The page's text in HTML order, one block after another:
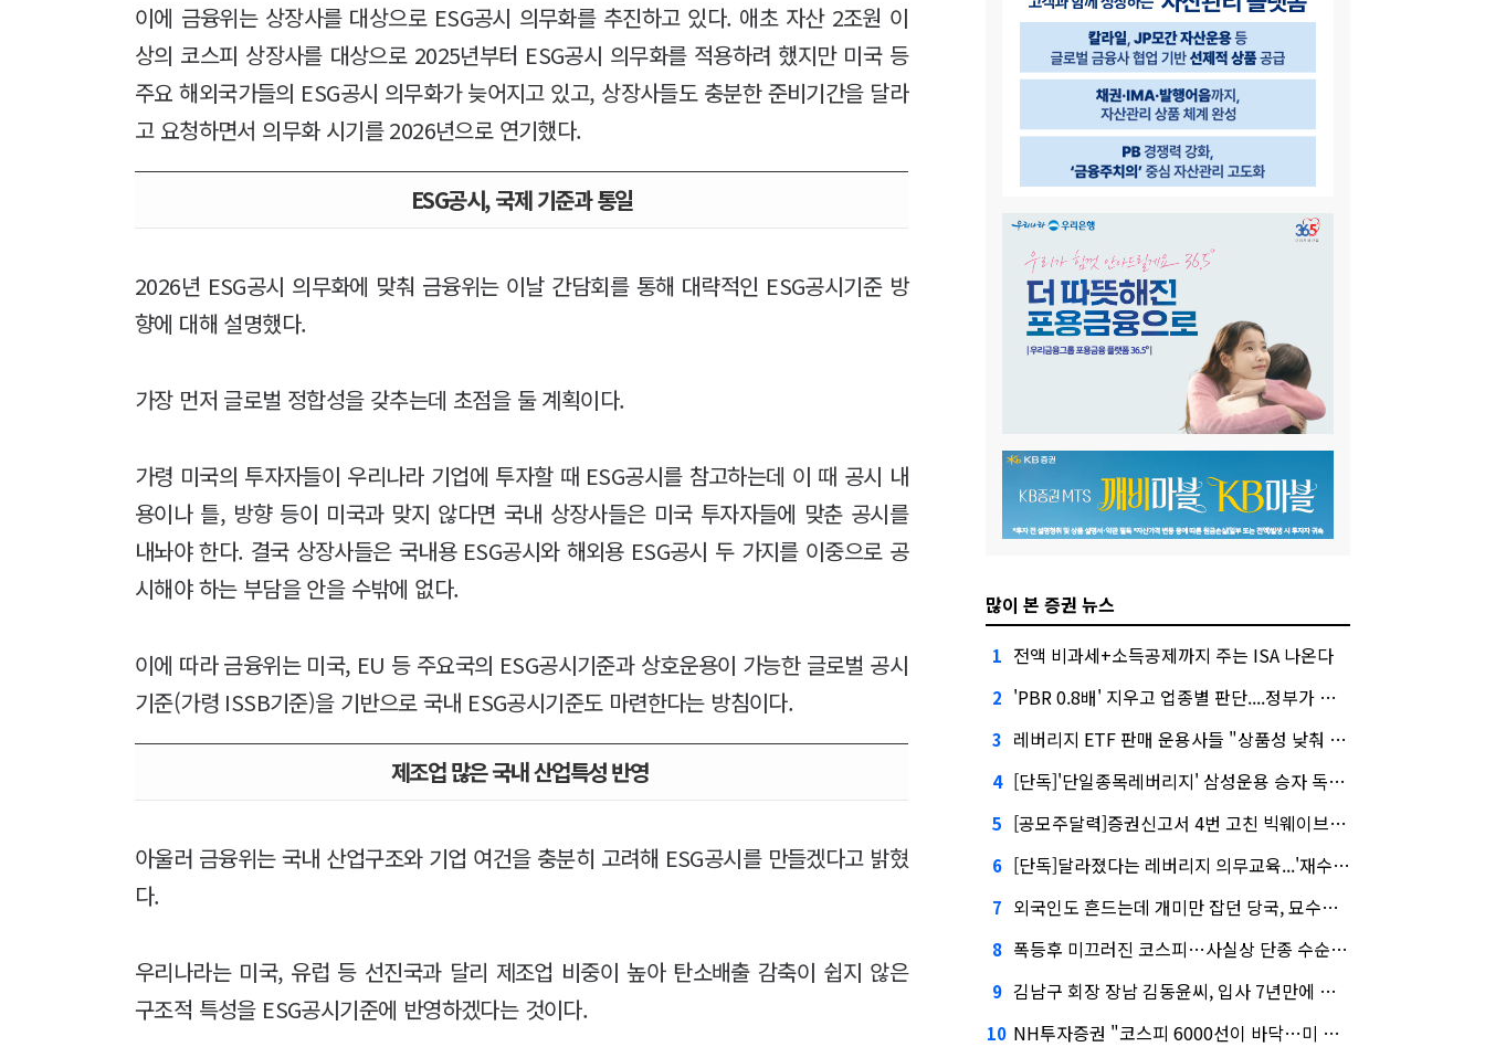
이에 금융위는 상장사를 대상으로 ESG공시 의무화를 추진하고 있다. 애초 자산 2조원 이
상의 코스피 상장사를 대상으로 2025년부터 ESG공시 의무화를 적용하려 했지만 미국 등
주요 해외국가들의 ESG공시 의무화가 늦어지고 있고, 상장사들도 충분한 준비기간을 달라
고 요청하면서 의무화 시기를 2026년으로 연기했다.
ESG공시, 국제 기준과 통일
2026년 ESG공시 의무화에 맞춰 금융위는 이날 간담회를 통해 대략적인 ESG공시기준 방
향에 대해 설명했다.
가장 먼저 글로벌 정합성을 갖추는데 초점을 둘 계획이다.
가령 미국의 투자자들이 우리나라 기업에 투자할 때 ESG공시를 참고하는데 이 때 공시 내
용이나 틀, 방향 등이 미국과 맞지 않다면 국내 상장사들은 미국 투자자들에 맞춘 공시를
내놔야 한다. 결국 상장사들은 국내용 ESG공시와 해외용 ESG공시 두 가지를 이중으로 공
시해야 하는 부담을 안을 수밖에 없다.
이에 따라 금융위는 미국, EU 등 주요국의 ESG공시기준과 상호운용이 가능한 글로벌 공시
기준(가령 ISSB기준)을 기반으로 국내 ESG공시기준도 마련한다는 방침이다.
제조업 많은 국내 산업특성 반영
아울러 금융위는 국내 산업구조와 기업 여건을 충분히 고려해 ESG공시를 만들겠다고 밝혔
다.
우리나라는 미국, 유럽 등 선진국과 달리 제조업 비중이 높아 탄소배출 감축이 쉽지 않은
구조적 특성을 ESG공시기준에 반영하겠다는 것이다.
많이 본 증권 뉴스
1 전액 비과세+소득공제까지 주는 ISA 나온다
2 'PBR 0.8배' 지우고 업종별 판단....정부가 제시한 '주가 누르기' 방지법
3 레버리지 ETF 판매 운용사들 "상품성 낮춰 사라지게 해야"…일부 신중론도
4 [단독]'단일종목레버리지' 삼성운용 승자 독식...운용수익 미래에셋의 6배
5 [공모주달력]증권신고서 4번 고친 빅웨이브로보틱스, 수요예측
6 [단독]달라졌다는 레버리지 의무교육...'재수강 건너뛰기' 허점
7 외국인도 흔드는데 개미만 잡던 당국, 묘수는 과다호가부담금?
8 폭등후 미끄러진 코스피…사실상 단종 수순 밟는 '단종레'
9 김남구 회장 장남 김동윤씨, 입사 7년만에 한투증권 임원 승진
10 NH투자증권 "코스피 6000선이 바닥…미 금리 안정 후 추가 회복"